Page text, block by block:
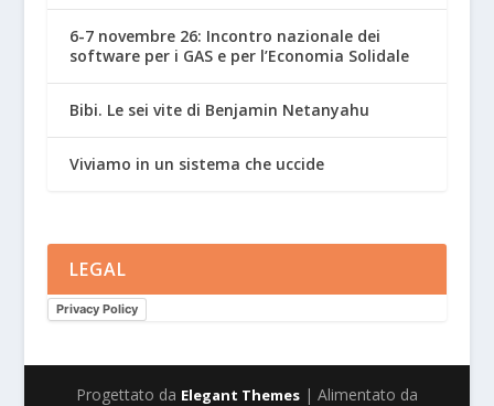
6-7 novembre 26: Incontro nazionale dei
software per i GAS e per l’Economia Solidale
Bibi. Le sei vite di Benjamin Netanyahu
Viviamo in un sistema che uccide
LEGAL
Privacy Policy
Progettato da Elegant Themes| Alimentato da